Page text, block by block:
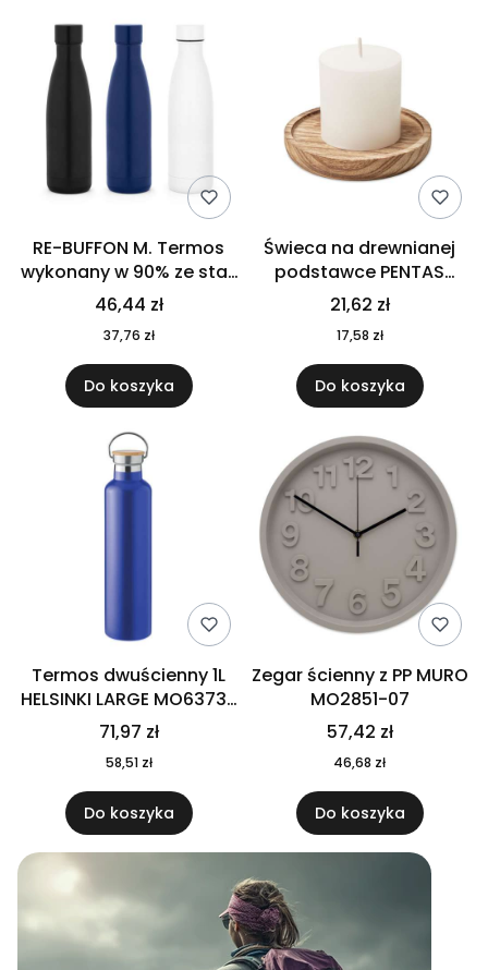
RE-BUFFON M. Termos
wykonany w 90% ze stali
nierdzewnej
pochodzącej z
recyklingu 520 ml 94294
46,44 zł
37,76 zł
Do koszyka
Świeca na drewnianej
podstawce PENTAS
MO6282-40
21,62 zł
17,58 zł
Do koszyka
Termos dwuścienny 1L
HELSINKI LARGE MO6373-
04
71,97 zł
58,51 zł
Do koszyka
Zegar ścienny z PP MURO
MO2851-07
57,42 zł
46,68 zł
Do koszyka